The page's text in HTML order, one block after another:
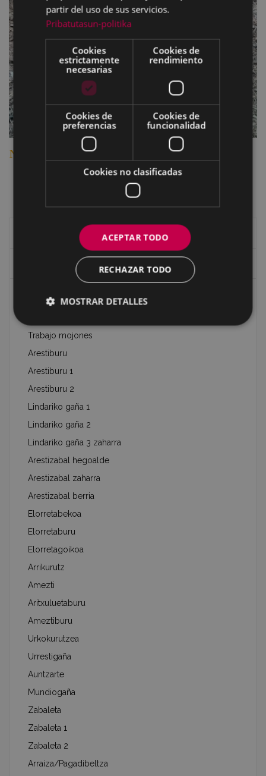
Nº 58 Bergaretxelarrea 1
Historia de Eibar
Caseríos y valles
Trabajo mojones
Arestiburu
Arestiburu 1
Arestiburu 2
Lindariko gaña 1
Lindariko gaña 2
Lindariko gaña 3 zaharra
Arestizabal hegoalde
Arestizabal zaharra
Arestizabal berria
Elorretabekoa
Elorretaburu
Elorretagoikoa
Arrikurutz
Amezti
Aritxuluetaburu
Ameztiburu
Urkokurutzea
Urrestigaña
Auntzarte
Mundiogaña
Zabaleta
Zabaleta 1
Zabaleta 2
Arraiza/Pagadibeltza
partir del uso de sus servicios.
Pribatutasun-politika
Cookies
estrictamente
necesarias
Cookies de
rendimiento
Cookies de
preferencias
Cookies de
funcionalidad
Cookies no clasificadas
ACEPTAR TODO
RECHAZAR TODO
MOSTRAR DETALLES